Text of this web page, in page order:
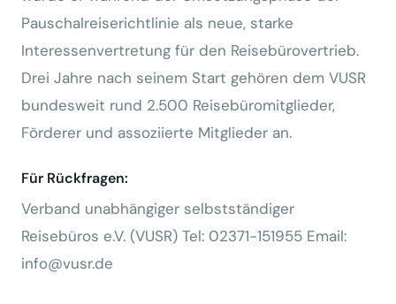
Pauschalreiserichtlinie als neue, starke
Interessenvertretung für den Reisebürovertrieb.
Drei Jahre nach seinem Start gehören dem VUSR
bundesweit rund 2.500 Reisebüromitglieder,
Förderer und assoziierte Mitglieder an.
Für Rückfragen:
Verband unabhängiger selbstständiger
Reisebüros e.V. (VUSR) Tel: 02371-151955 Email:
info@vusr.de